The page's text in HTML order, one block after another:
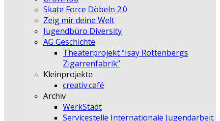
Skate Force Döbeln 2.0
Zeig mir deine Welt
Jugendbüro Diversity
AG Geschichte
Theaterprojekt “Isay Rottenbergs
Zigarrenfabrik”
Kleinprojekte
creativ.café
Archiv
WerkStadt
Servicestelle Internationale Jugendarbeit